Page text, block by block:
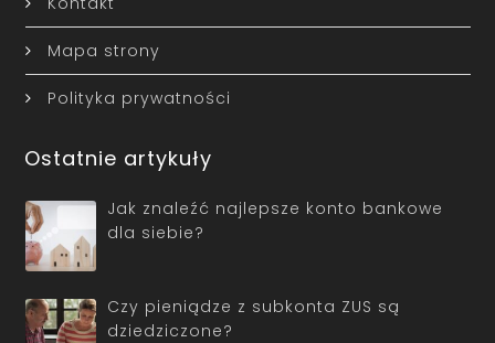
Mapa strony
Polityka prywatności
Ostatnie artykuły
Jak znaleźć najlepsze konto bankowe
dla siebie?
Czy pieniądze z subkonta ZUS są
dziedziczone?